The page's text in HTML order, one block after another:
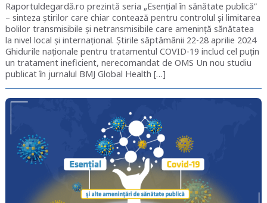
Raportuldegardă.ro prezintă seria „Esențial în sănătate publică”
– sinteza știrilor care chiar contează pentru controlul și limitarea
bolilor transmisibile și netransmisibile care amenință sănătatea
la nivel local și internațional. Știrile săptămânii 22-28 aprilie 2024
Ghidurile naționale pentru tratamentul COVID-19 includ cel puțin
un tratament ineficient, nerecomandat de OMS Un nou studiu
publicat în jurnalul BMJ Global Health […]